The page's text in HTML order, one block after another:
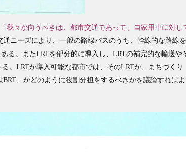
我々が向うべきは、都市交通であって、自家用車に対し
通ニーズにより、一般の路線バスのうち、幹線的な路線を
る。またLRTを部分的に導入し、LRTの補完的な輸送や
。LRTが導入可能な都市では、そのLRTが、まちづくり
、がどのように役割分担をするべきかを議論すればよ